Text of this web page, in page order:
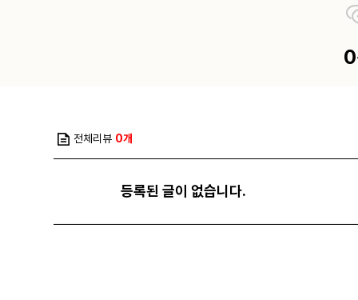
전체리뷰 0개
등록된 글이 없습니다.